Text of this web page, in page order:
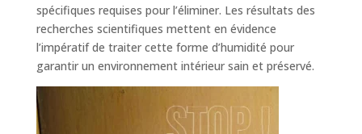
spécifiques requises pour l’éliminer. Les résultats des
recherches scientifiques mettent en évidence
l’impératif de traiter cette forme d’humidité pour
garantir un environnement intérieur sain et préservé.